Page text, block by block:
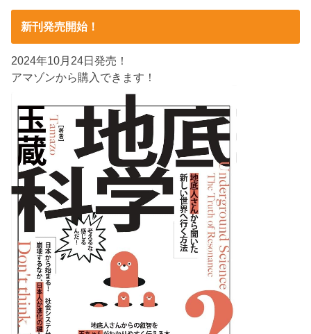
新刊発売開始！
2024年10月24日発売！
アマゾンから購入できます！